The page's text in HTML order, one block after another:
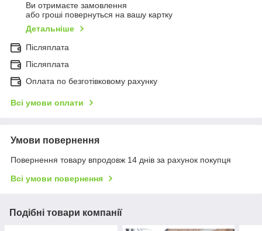
Ви отримаєте замовлення
або гроші повернуться на вашу картку
Детальніше
Післяплата
Післяплата
Оплата по безготівковому рахунку
Всі умови оплати
Умови повернення
Повернення товару впродовж 14 днів за рахунок покупця
Всі умови повернення
Подібні товари компанії